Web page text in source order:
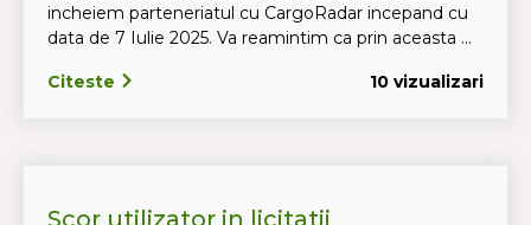
incheiem parteneriatul cu CargoRadar incepand cu
data de 7 Iulie 2025. Va reamintim ca prin aceasta ...
Citeste 10 vizualizari
Scor utilizator in licitatii